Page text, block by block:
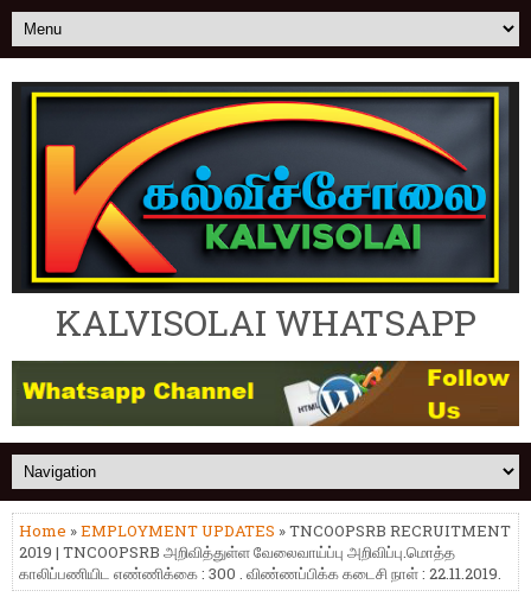
KALVISOLAI WHATSAPP
Home »EMPLOYMENT UPDATES » TNCOOPSRB RECRUITMENT
2019 | TNCOOPSRB அறிவித்துள்ள வேலைவாய்ப்பு அறிவிப்பு.மொத்த
காலிப்பணியிட எண்ணிக்கை : 300 . விண்ணப்பிக்க கடைசி நாள் : 22.11.2019.